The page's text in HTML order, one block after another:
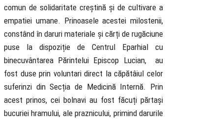
comun de solidaritate creștină și de cultivare a
empatiei umane. Prinoasele acestei milostenii,
constând în daruri materiale și cărți de rugăciune
puse la dispoziție de Centrul Eparhial cu
binecuvântarea Părintelui Episcop Lucian, au
fost duse prin voluntari direct la căpătâiul celor
suferinzi din Secția de Medicină Internă. Prin
acest prinos, cei bolnavi au fost făcuți părtași
bucuriei hramului, ale praznicului, primind darurile